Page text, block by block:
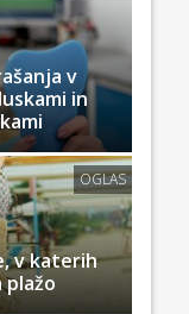
v
in
OGLAS
v katerih
plažo